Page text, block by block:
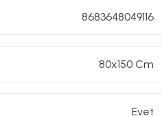
8683648049116
80x150 Cm
Evet